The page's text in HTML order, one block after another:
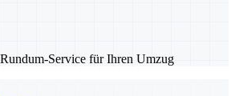
Service für Ihren Umzug